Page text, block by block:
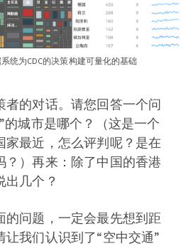
统为CDC的决策构建可量化的基础
者的对话。请您回答一个问
的城市是哪个？（这是一个
家最近，怎么评判呢？是在
？）再来：除了中国的香港
出几个？
的问题，一定会最先想到距
我们认识到了“空中交通”